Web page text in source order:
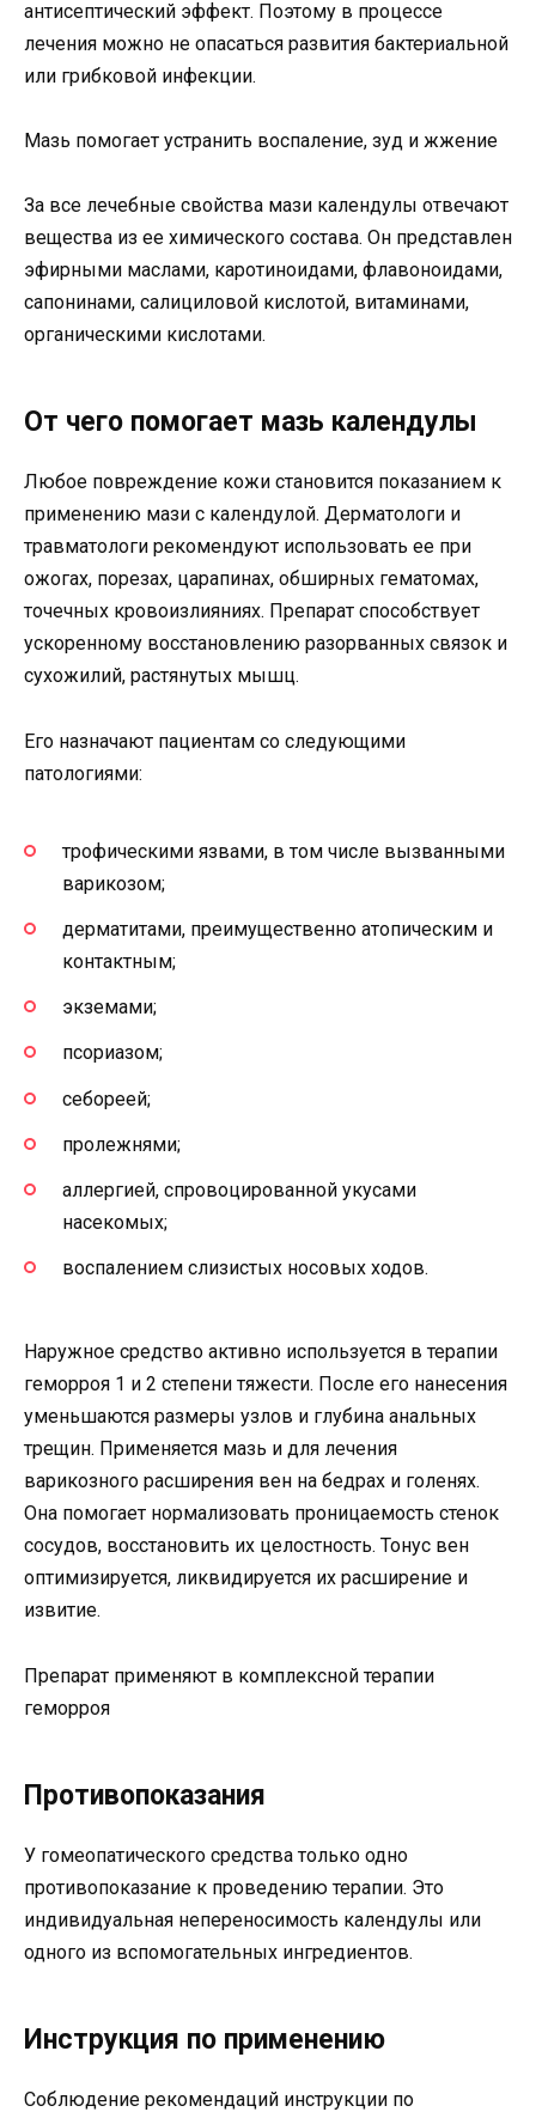
антисептический эффект. Поэтому в процессе
лечения можно не опасаться развития бактериальной
или грибковой инфекции.
Мазь помогает устранить воспаление, зуд и жжение
За все лечебные свойства мази календулы отвечают
вещества из ее химического состава. Он представлен
эфирными маслами, каротиноидами, флавоноидами,
сапонинами, салициловой кислотой, витаминами,
органическими кислотами.
От чего помогает мазь календулы
Любое повреждение кожи становится показанием к
применению мази с календулой. Дерматологи и
травматологи рекомендуют использовать ее при
ожогах, порезах, царапинах, обширных гематомах,
точечных кровоизлияниях. Препарат способствует
ускоренному восстановлению разорванных связок и
сухожилий, растянутых мышц.
Его назначают пациентам со следующими
патологиями:
трофическими язвами, в том числе вызванными
варикозом;
дерматитами, преимущественно атопическим и
контактным;
экземами;
псориазом;
себореей;
пролежнями;
аллергией, спровоцированной укусами
насекомых;
воспалением слизистых носовых ходов.
Наружное средство активно используется в терапии
геморроя 1 и 2 степени тяжести. После его нанесения
уменьшаются размеры узлов и глубина анальных
трещин. Применяется мазь и для лечения
варикозного расширения вен на бедрах и голенях.
Она помогает нормализовать проницаемость стенок
сосудов, восстановить их целостность. Тонус вен
оптимизируется, ликвидируется их расширение и
извитие.
Препарат применяют в комплексной терапии
геморроя
Противопоказания
У гомеопатического средства только одно
противопоказание к проведению терапии. Это
индивидуальная непереносимость календулы или
одного из вспомогательных ингредиентов.
Инструкция по применению
Соблюдение рекомендаций инструкции по